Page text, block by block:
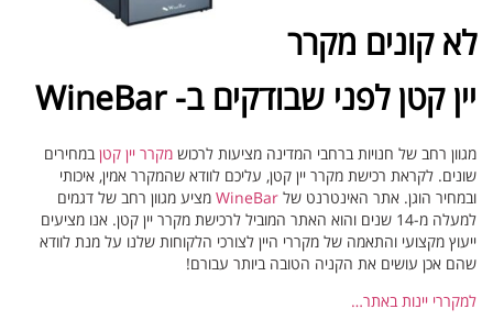
לא קונים מקרר
יין קטן לפני שבודקים ב- WineBar
מגוון רחב של חנויות ברחבי המדינה מציעות לרכוש מקרר יין קטןבמחירים
שונים. לקראת רכישת מקרר יין קטן, עליכם לוודא שהמקרר אמין, איכותי
ובמחיר הוגן. אתר האינטרנט של WineBar מציע מגוון רחב של דגמים
למעלה מ-14 שנים והוא האתר המוביל לרכישת מקרר יין קטן. אנו מציעים
ייעוץ מקצועי והתאמה של מקררי היין לצורכי הלקוחות שלנו על מנת לוודא
שהם אכן עושים את הקניה הטובה ביותר עבורם!
למקררי יינות באתר…